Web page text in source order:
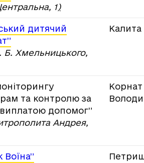
1)
дитячий
Б. Хмельницького,
та контролю за
допомог”
Андрея,